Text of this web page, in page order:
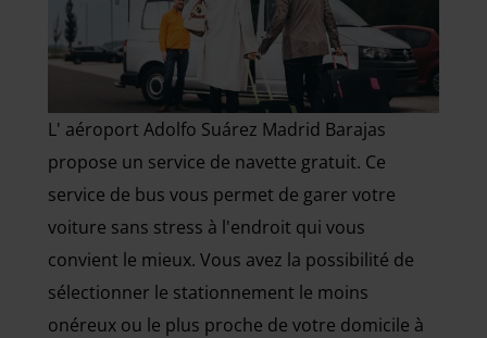
L' aéroport Adolfo Suárez Madrid Barajas
propose un service de navette gratuit. Ce
service de bus vous permet de garer votre
voiture sans stress à l'endroit qui vous
convient le mieux. Vous avez la possibilité de
sélectionner le stationnement le moins
onéreux ou le plus proche de votre domicile à